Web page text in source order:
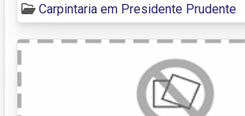
Carpintaria em Presidente Prudente